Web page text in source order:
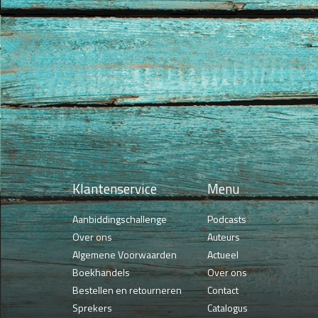
Klantenservice
Aanbiddingschallenge
Over ons
Algemene Voorwaarden
Boekhandels
Bestellen en retourneren
Sprekers
Menu
Podcasts
Auteurs
Actueel
Over ons
Contact
Catalogus